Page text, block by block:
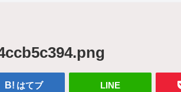
はてブ LINE